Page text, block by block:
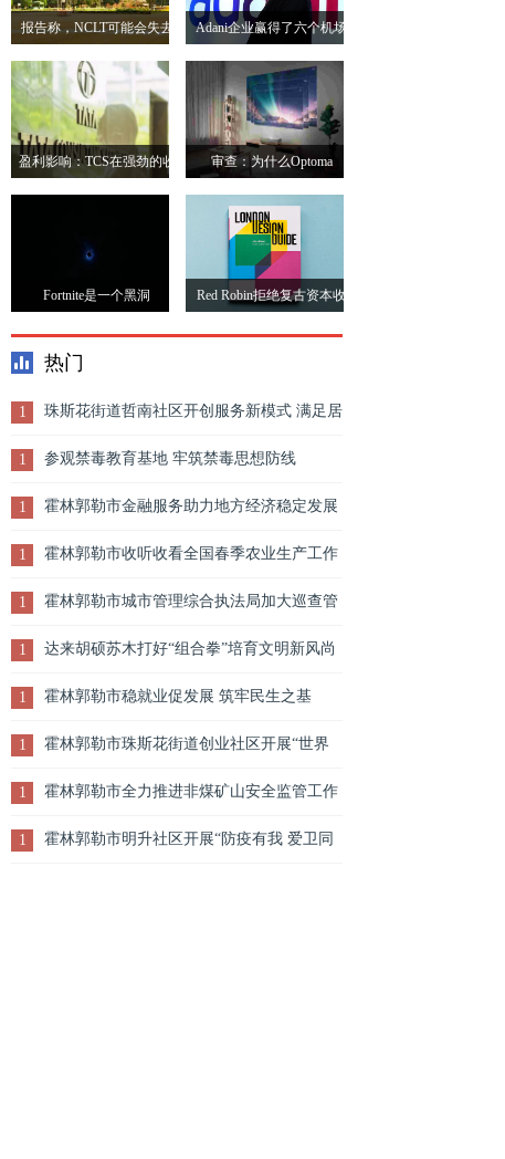
报告称，NCLT可能会失去
批准兼并和收购的权力
Adani企业赢得了六个机场
中的五个竞标
盈利影响：TCS在强劲的收
益上击中52周，股票回购;
审查：为什么Optoma
Cinemax P2是PS5时代的投
影机
Fortnite是一个黑洞 Red Robin拒绝复古资本收
热门
1 珠斯花街道哲南社区开创服务新模式 满足居
民深层次需求
1 参观禁毒教育基地 牢筑禁毒思想防线
1 霍林郭勒市金融服务助力地方经济稳定发展
1 霍林郭勒市收听收看全国春季农业生产工作
电视电话会议
1 霍林郭勒市城市管理综合执法局加大巡查管
控力度 严打违规渣土运输行为
1 达来胡硕苏木打好“组合拳”培育文明新风尚
1 霍林郭勒市稳就业促发展 筑牢民生之基
1 霍林郭勒市珠斯花街道创业社区开展“世界
卫生日”新时代文明实践志愿服务活动
1 霍林郭勒市全力推进非煤矿山安全监管工作
1 霍林郭勒市明升社区开展“防疫有我 爱卫同